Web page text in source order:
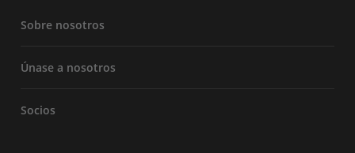
Sobre nosotros
Únase a nosotros
Socios